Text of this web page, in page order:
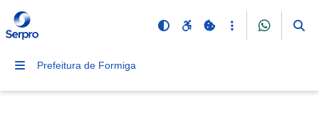
Prefeitura de Formiga